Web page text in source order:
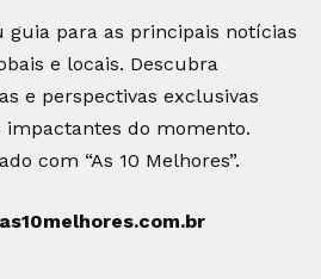
guia para as principais notícias
e locais. Descubra
e perspectivas exclusivas
impactantes do momento.
com “As 10 Melhores”.